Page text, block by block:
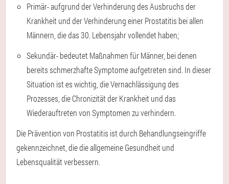
Primär- aufgrund der Verhinderung des Ausbruchs der
Krankheit und der Verhinderung einer Prostatitis bei allen
Männern, die das 30. Lebensjahr vollendet haben;
Sekundär- bedeutet Maßnahmen für Männer, bei denen
bereits schmerzhafte Symptome aufgetreten sind. In dieser
Situation ist es wichtig, die Vernachlässigung des
Prozesses, die Chronizität der Krankheit und das
Wiederauftreten von Symptomen zu verhindern.
Die Prävention von Prostatitis ist durch Behandlungseingriffe
gekennzeichnet, die die allgemeine Gesundheit und
Lebensqualität verbessern.